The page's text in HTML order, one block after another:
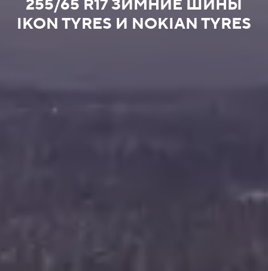
255/65 R17 ЗИМНИЕ ШИНЫ
IKON TYRES И NOKIAN TYRES